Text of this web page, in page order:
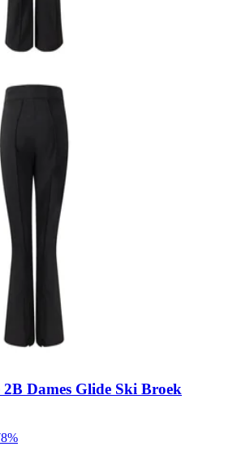
2B Dames Glide Ski Broek
%